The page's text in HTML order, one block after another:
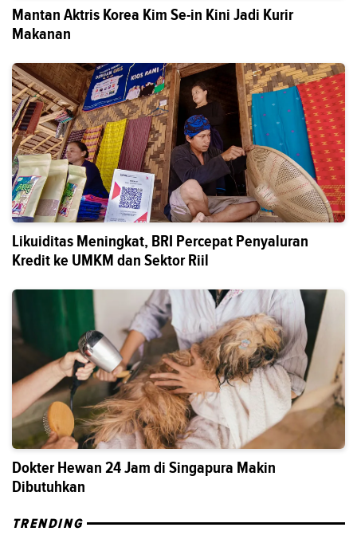
Mantan Aktris Korea Kim Se-in Kini Jadi Kurir
Makanan
Likuiditas Meningkat, BRI Percepat Penyaluran
Kredit ke UMKM dan Sektor Riil
Dokter Hewan 24 Jam di Singapura Makin
Dibutuhkan
TRENDING